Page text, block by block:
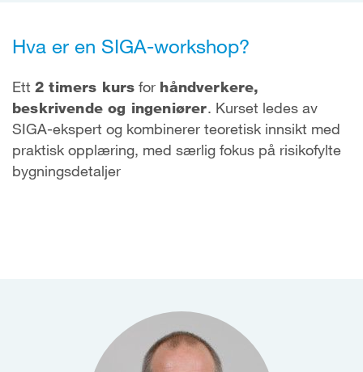
Hva er en SIGA-workshop?
Ett 2 timers kurs for håndverkere,
beskrivende og ingeniører. Kurset ledes av
SIGA-ekspert og kombinerer teoretisk innsikt med
praktisk opplæring, med særlig fokus på risikofylte
bygningsdetaljer